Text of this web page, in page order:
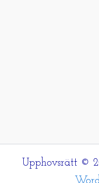
Upphovsrätt ©